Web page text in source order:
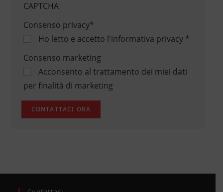
CAPTCHA
Consenso privacy*
Ho letto e accetto l'informativa privacy*
Consenso marketing
Acconsento al trattamento dei miei dati
per finalità di marketing